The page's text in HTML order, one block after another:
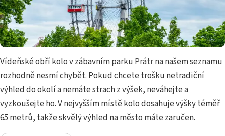
Vídeňské obří kolo v zábavním parkuPrátrna našem seznamu
rozhodně nesmí chybět. Pokud chcete trošku netradiční
výhled do okolí a nemáte strach z výšek, neváhejte a
vyzkoušejte ho. V nejvyšším místě kolo dosahuje výšky téměř
65 metrů, takže skvělý výhled na město máte zaručen.